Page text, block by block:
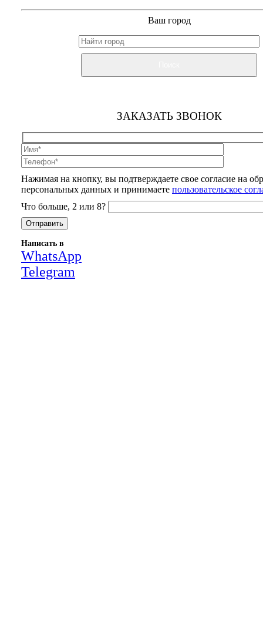
Ваш город
ЗАКАЗАТЬ ЗВОНОК
Нажимая на кнопку, вы подтверждаете свое согласие на
персональных данных и принимаете пользовательское
Что больше, 2 или 8?
Написать в
WhatsApp
Telegram